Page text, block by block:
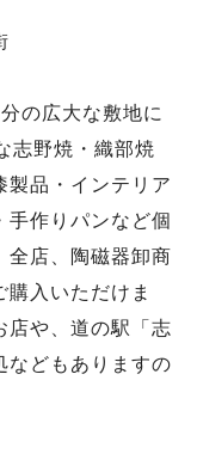
の広大な敷地に
志野焼・織部焼
製品・インテリア
手作りパンなど個
全店、陶磁器卸商
入いただけま
店や、道の駅「志
などもありますの